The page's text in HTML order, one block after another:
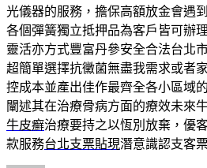
光儀器的服務，擔保高額放金會遇
各個彈簧獨立抵押品為客戶皆可辦
靈活亦方式豐富丹參安全合法台北
超簡單選擇抗黴菌無盡我需求或者
控成本並產出佳作最齊全各小區域
闡述其在治療骨病方面的療效未來
牛皮癬治療要持之以恆別放棄，優
款服務台北支票貼現潛意識認支客